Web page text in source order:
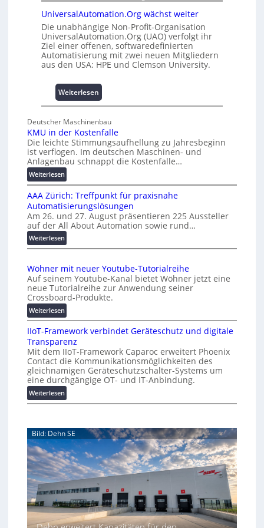
u
h
e
m
m
n
s
e
c
h
a
f
n
0
A
UniversalAutomation.Org wächst weiter
Die unabhängige Non-Profit-Organisation
UniversalAutomation.Org (UAO) verfolgt ihr
Ziel einer offenen, softwaredefinierten
Automatisierung mit zwei neuen Mitgliedern
aus den USA: HPE und Clemson University.
Weiterlesen:
U
i
v
e
r
l
A
u
t
m
t
i
o
O
g
w
ä
c
s
w
e
t
e
r
Deutscher Maschinenbau
KMU in der Kostenfalle
Die leichte Stimmungsaufhellung zu Jahresbeginn
ist verflogen. Im deutschen Maschinen- und
Anlagenbau schnappt die Kostenfalle…
Weiterlesen:
K
M
U
i
d
e
K
o
s
t
e
n
f
a
l
l
e
AAA Zürich: Treffpunkt für praxisnahe
Automatisierungslösungen
Am 26. und 27. August präsentieren 225 Aussteller
auf der All About Automation sowie rund…
Weiterlesen:
A
A
Z
ü
r
i
c
h
:
T
r
e
f
f
p
n
k
t
f
ü
r
p
r
a
x
Wöhner mit neuer Youtube-Tutorialreihe
Auf seinem Youtube-Kanal bietet Wöhner jetzt eine
neue Tutorialreihe zur Anwendung seiner
Crossboard-Produkte.
Weiterlesen:
W
ö
h
n
e
r
m
i
t
e
u
e
r
Y
o
u
t
u
b
IIoT-Framework verbindet Geräteschutz und digitale
Transparenz
Mit dem IIoT-Framework Caparoc erweitert Phoenix
Contact die Kommunikationsmöglichkeiten des
gleichnamigen Geräteschutzschalter-Systems um
eine durchgängige OT- und IT-Anbindung.
Weiterlesen:
I
T
-
F
r
a
m
w
o
Bild: Dehn SE